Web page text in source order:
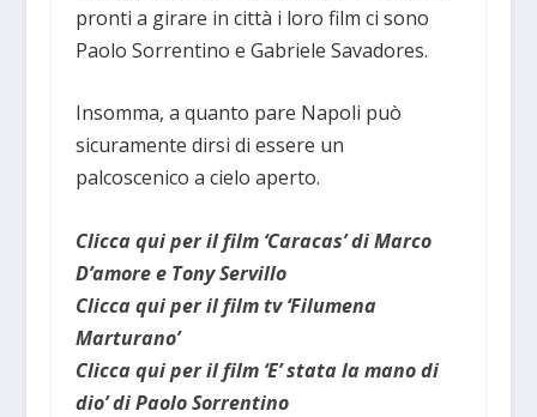
pronti a girare in città i loro film ci sono
Paolo Sorrentino e Gabriele Savadores.
Insomma, a quanto pare Napoli può
sicuramente dirsi di essere un
palcoscenico a cielo aperto.
Clicca qui per il film ‘Caracas’ di Marco
D’amore e Tony Servillo
Clicca qui per il film tv ‘Filumena
Marturano’
Clicca qui per il film ‘E’ stata la mano di
dio’ di Paolo Sorrentino